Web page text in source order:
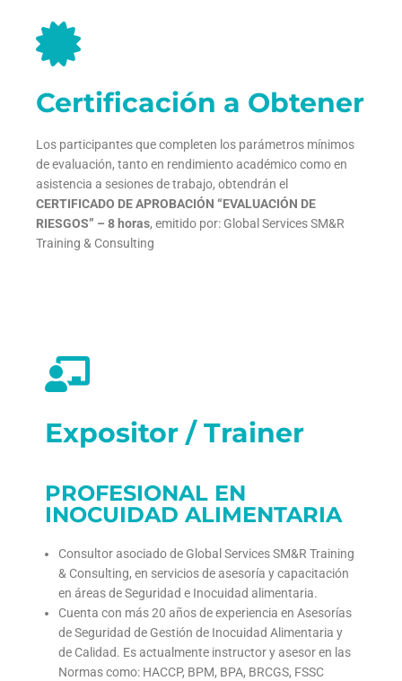
Certificación a Obtener
Los participantes que completen los parámetros mínimos
de evaluación, tanto en rendimiento académico como en
asistencia a sesiones de trabajo, obtendrán el
CERTIFICADO DE APROBACIÓN “EVALUACIÓN DE
RIESGOS” – 8 horas, emitido por: Global Services SM&R
Training & Consulting
Expositor / Trainer
PROFESIONAL EN
INOCUIDAD ALIMENTARIA
Consultor asociado de Global Services SM&R Training
& Consulting, en servicios de asesoría y capacitación
en áreas de Seguridad e Inocuidad alimentaria.
Cuenta con más 20 años de experiencia en Asesorías
de Seguridad de Gestión de Inocuidad Alimentaria y
de Calidad. Es actualmente instructor y asesor en las
Normas como: HACCP, BPM, BPA, BRCGS, FSSC